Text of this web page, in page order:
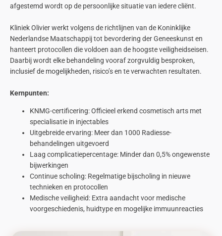
afgestemd wordt op de persoonlijke situatie van iedere cliënt.
Kliniek Olivier werkt volgens de richtlijnen van de Koninklijke
Nederlandse Maatschappij tot bevordering der Geneeskunst en
hanteert protocollen die voldoen aan de hoogste veiligheidseisen.
Daarbij wordt elke behandeling vooraf zorgvuldig besproken,
inclusief de mogelijkheden, risico’s en te verwachten resultaten.
Kernpunten:
KNMG-certificering: Officieel erkend cosmetisch arts met
specialisatie in injectables
Uitgebreide ervaring: Meer dan 1000 Radiesse-
behandelingen uitgevoerd
Laag complicatiepercentage: Minder dan 0,5% ongewenste
bijwerkingen
Continue scholing: Regelmatige bijscholing in nieuwe
technieken en protocollen
Medische veiligheid: Extra aandacht voor medische
voorgeschiedenis, huidtype en mogelijke immuunreacties